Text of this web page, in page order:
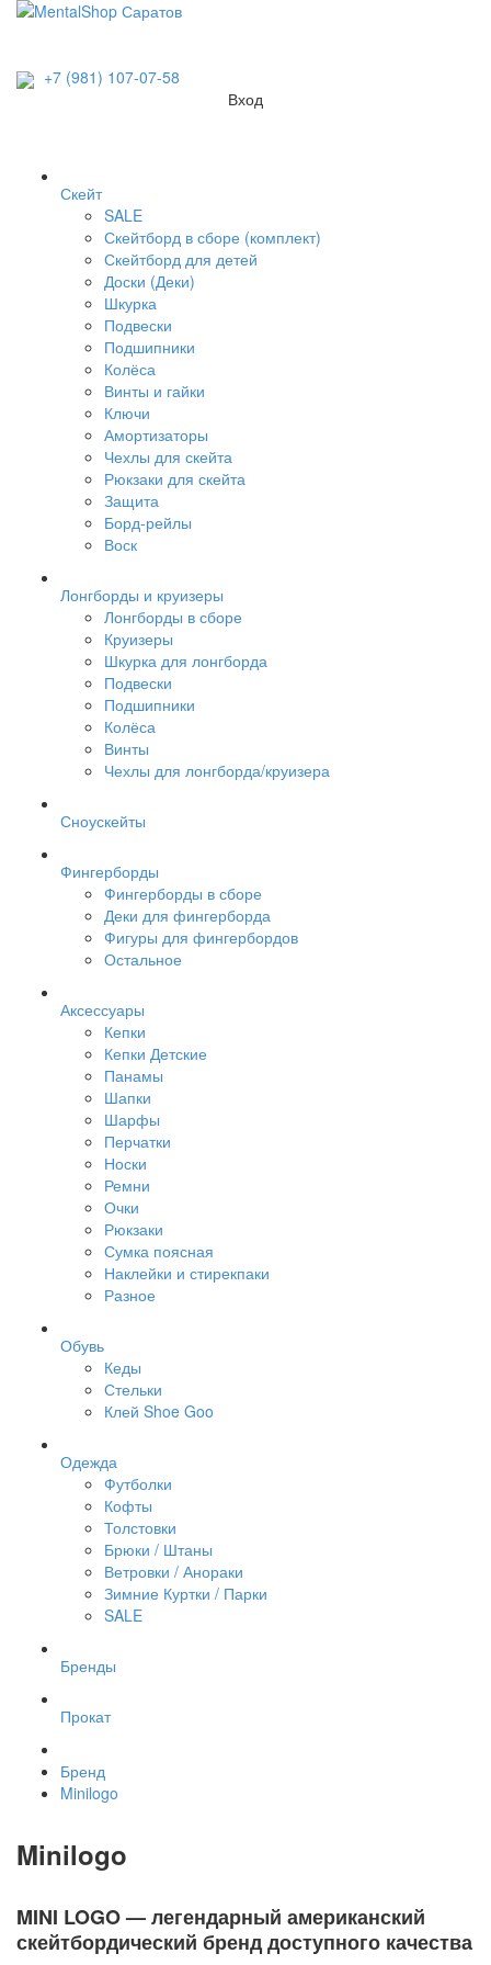
+7 (981) 107-07-58
Вход
Скейт
SALE
Скейтборд в сборе (комплект)
Скейтборд для детей
Доски (Деки)
Шкурка
Подвески
Подшипники
Колёса
Винты и гайки
Ключи
Амортизаторы
Чехлы для скейта
Рюкзаки для скейта
Защита
Борд-рейлы
Воск
Лонгборды и круизеры
Лонгборды в сборе
Круизеры
Шкурка для лонгборда
Подвески
Подшипники
Колёса
Винты
Чехлы для лонгборда/круизера
Сноускейты
Фингерборды
Фингерборды в сборе
Деки для фингерборда
Фигуры для фингербордов
Остальное
Аксессуары
Кепки
Кепки Детские
Панамы
Шапки
Шарфы
Перчатки
Носки
Ремни
Очки
Рюкзаки
Сумка поясная
Наклейки и стирекпаки
Разное
Обувь
Кеды
Стельки
Клей Shoe Goo
Одежда
Футболки
Кофты
Толстовки
Брюки / Штаны
Ветровки / Анораки
Зимние Куртки / Парки
SALE
Бренды
Прокат
Бренд
Minilogo
Minilogo
MINI LOGO — легендарный американский
скейтбордический бренд доступного качества